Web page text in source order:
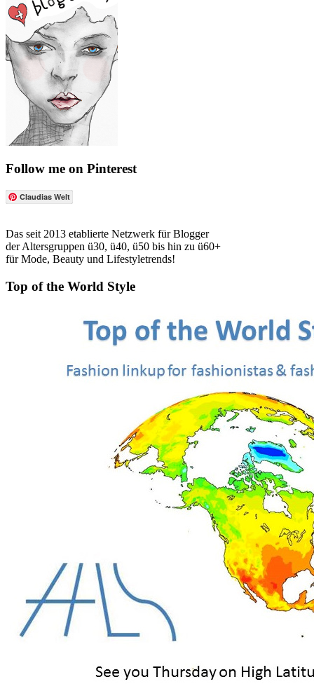
Follow me on Pinterest
Claudias Welt
Das seit 2013 etablierte Netzwerk für Blogger
der Altersgruppen ü30, ü40, ü50 bis hin zu ü60+
für Mode, Beauty und Lifestyletrends!
Top of the World Style